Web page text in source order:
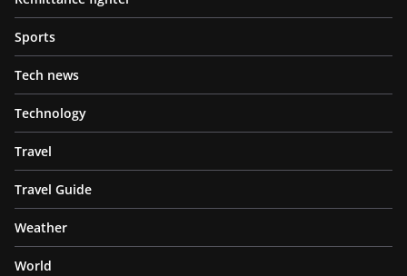
Sports
Tech news
Technology
Travel
Travel Guide
Weather
World